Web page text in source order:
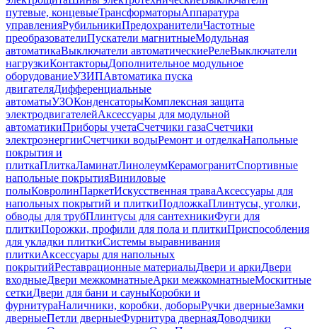
путевые, концевыеТрансформаторыАппаратура
управленияРубильникиПредохранителиЧастотные
преобразователиПускатели магнитныеМодульная
автоматикаВыключатели автоматическиеРелеВыключатели
нагрузкиКонтакторыДополнительное модульное
оборудованиеУЗИПАвтоматика пуска
двигателяДифференциальные
автоматыУЗОКонденсаторыКомплексная защита
электродвигателейАксессуары для модульной
автоматикиПриборы учетаСчетчики газаСчетчики
электроэнергииСчетчики водыРемонт и отделкаНапольные
покрытия и
плиткаПлиткаЛаминатЛинолеумКерамогранитСпортивные
напольные покрытияВиниловые
полыКовролинПаркетИскусственная траваАксессуары для
напольных покрытий и плиткиПодложкаПлинтусы, уголки,
обводы для трубПлинтусы для сантехникиФуги для
плиткиПорожки, профили для пола и плиткиПриспособления
для укладки плиткиСистемы выравнивания
плиткиАксессуары для напольных
покрытийРеставрационные материалыДвери и аркиДвери
входныеДвери межкомнатныеАрки межкомнатныеМоскитные
сеткиДвери для бани и сауныКоробки и
фурнитураНаличники, коробки, доборыРучки дверныеЗамки
дверныеПетли дверныеФурнитура двернаяДоводчики